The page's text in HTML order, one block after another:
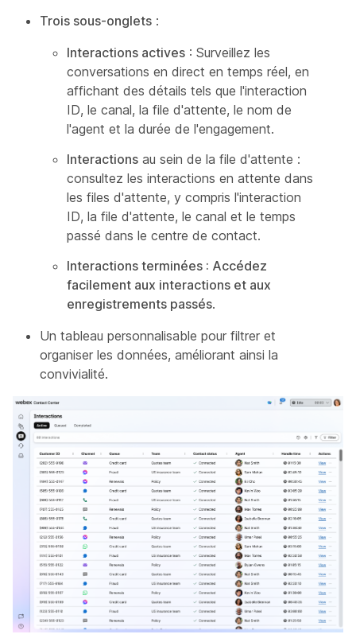
Trois sous-onglets :
Interactions actives : Surveillez les
conversations en direct en temps réel, en
affichant des détails tels que l'interaction
ID, le canal, la file d'attente, le nom de
l'agent et la durée de l'engagement.
Interactions au sein de la file d'attente :
consultez les interactions en attente dans
les files d'attente, y compris l'interaction
ID, la file d'attente, le canal et le temps
passé dans le centre de contact.
Interactions terminées : Accédez
facilement aux interactions et aux
enregistrements passés.
Un tableau personnalisable pour filtrer et
organiser les données, améliorant ainsi la
convivialité.